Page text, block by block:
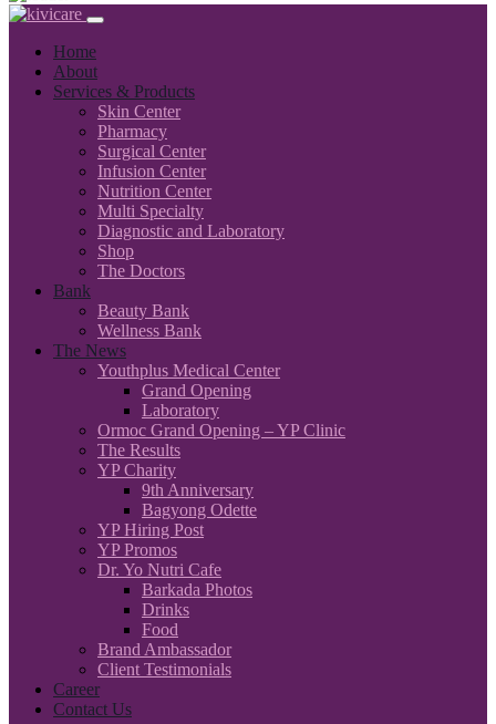
Home
About
Services & Products
Skin Center
Pharmacy
Surgical Center
Infusion Center
Nutrition Center
Multi Specialty
Diagnostic and Laboratory
Shop
The Doctors
Bank
Beauty Bank
Wellness Bank
The News
Youthplus Medical Center
Grand Opening
Laboratory
Ormoc Grand Opening – YP Clinic
The Results
YP Charity
9th Anniversary
Bagyong Odette
YP Hiring Post
YP Promos
Dr. Yo Nutri Cafe
Barkada Photos
Drinks
Food
Brand Ambassador
Client Testimonials
Career
Contact Us